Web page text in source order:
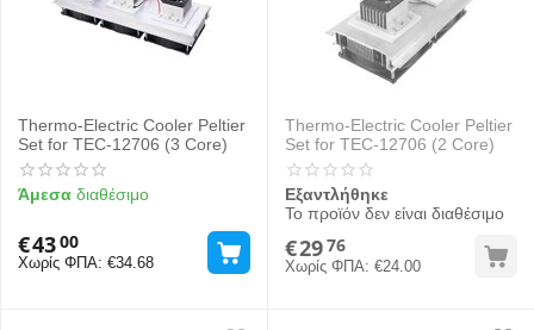
Thermo-Electric Cooler Peltier
Set for TEC-12706 (3 Core)
Άμεσα διαθέσιμο
€4300
Χωρίς ΦΠΑ: €34.68
Thermo-Electric Cooler Peltier
Set for TEC-12706 (2 Core)
Εξαντλήθηκε
Το προϊόν δεν είναι διαθέσιμο
€2976
Χωρίς ΦΠΑ: €24.00